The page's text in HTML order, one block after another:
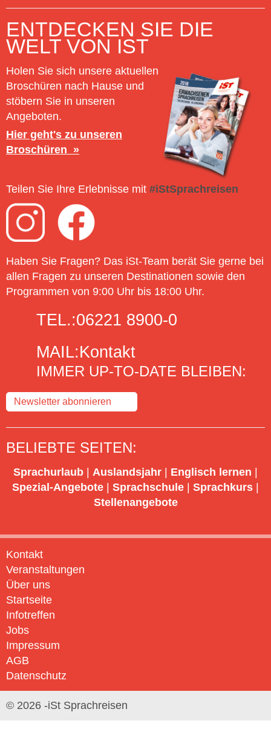
ENTDECKEN SIE DIE
WELT VON IST
Holen Sie sich unsere aktuellen
Broschüren nach Hause und
stöbern Sie in unseren
Angeboten.
Hier geht's zu unseren
Broschüren
Teilen Sie Ihre Erlebnisse mit #iStSprachreisen
Haben Sie Fragen? Das iSt-Team berät Sie gerne bei
allen Fragen zu unseren Destinationen sowie den
Programmen von 9:00 Uhr bis 18:00 Uhr.
TEL.:06221 8900-0
MAIL:Kontakt
IMMER UP-TO-DATE BLEIBEN:
Newsletter abonnieren
BELIEBTE SEITEN:
Sprachurlaub | Auslandsjahr | Englisch lernen |
Spezial-Angebote | Sprachschule | Sprachkurs |
Stellenangebote
Kontakt
Veranstaltungen
Über uns
Startseite
Infotreffen
Jobs
Impressum
AGB
Datenschutz
© 2026 -iSt Sprachreisen